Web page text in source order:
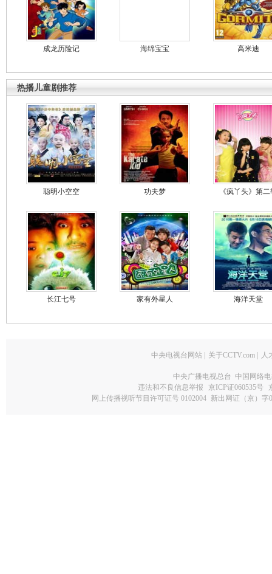
成龙历险记 海绵宝宝 高米迪
热播儿童剧推荐
聪明小空空 功夫梦 《疯丫头》第二
长江七号 家有外星人 海洋天堂
中央电视台网站 关于CCTV.com 人
中央广播电视总台 中国网络
违法和不良信息举报
京ICP证060535号
网上传播视听节目许可证号 0102004 新出网证（京）